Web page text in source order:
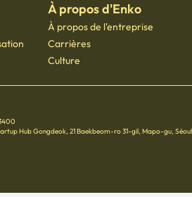
À propos d'Enko
À propos de l'entreprise
Carrières
Culture
Hub Gongdeok, 21 Baekbeom-ro 31-gil, Mapo-gu,